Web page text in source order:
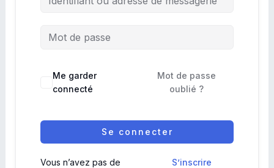
Me garder
connecté
Mot de passe
oublié ?
Se connecter
Vous n’avez pas de
S’inscrire